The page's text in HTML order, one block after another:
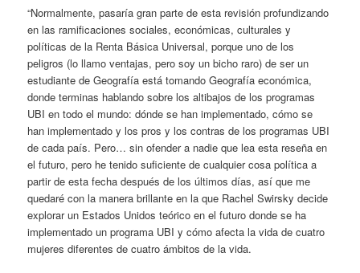
“Normalmente, pasaría gran parte de esta revisión profundizando
en las ramificaciones sociales, económicas, culturales y
políticas de la Renta Básica Universal, porque uno de los
peligros (lo llamo ventajas, pero soy un bicho raro) de ser un
estudiante de Geografía está tomando Geografía económica,
donde terminas hablando sobre los altibajos de los programas
UBI en todo el mundo: dónde se han implementado, cómo se
han implementado y los pros y los contras de los programas UBI
de cada país. Pero… sin ofender a nadie que lea esta reseña en
el futuro, pero he tenido suficiente de cualquier cosa política a
partir de esta fecha después de los últimos días, así que me
quedaré con la manera brillante en la que Rachel Swirsky decide
explorar un Estados Unidos teórico en el futuro donde se ha
implementado un programa UBI y cómo afecta la vida de cuatro
mujeres diferentes de cuatro ámbitos de la vida.